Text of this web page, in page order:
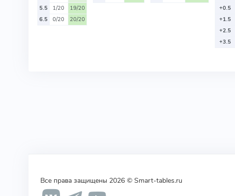
5.5
1/20
19/20
6.5
0/20 20/20
+0.5
+1.5
+2.5
+3.5
Все права защищены 2026 © Smart-tables.ru